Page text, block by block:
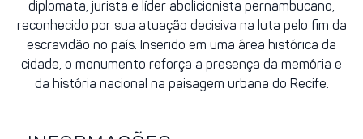
diplomata, jurista e líder abolicionista pernambucano,
reconhecido por sua atuação decisiva na luta pelo fim da
escravidão no país. Inserido em uma área histórica da
cidade, o monumento reforça a presença da memória e
da história nacional na paisagem urbana do Recife.